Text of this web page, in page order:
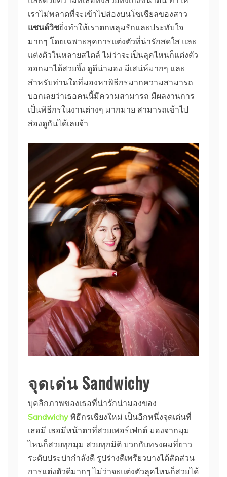
เราไม่พลาดที่จะเข้าไปส่องบนโซเชียลของสาว
แซนด์วิชยิ่งทำให้เราตกหลุมรักและประทับใจ
มากๆ โดยเฉพาะลุคการแต่งตัวที่น่ารักสดใส และ
แต่งตัวในหลายสไตล์ ไม่ว่าจะเป็นลุคไหนก็แต่งตัว
ออกมาได้สวยจึ้ง ดูดีน่ามอง มีเสน่ห์มากๆ และ
สำหรับท่านใดที่มองหาพิธีกรมากความสามารถ
บอกเลยว่าเธอคนนี้มีความสามารถ มีผลงานการ
เป็นพิธีกรในงานต่างๆ มากมาย สามารถเข้าไป
ส่องดูกันได้เลยจ้า
จุดเด่น Sandwichy
บุคลิกภาพของเธอที่น่ารักน่ามองของ
Sandwichy พิธีกรเชียงใหม่ เป็นอีกหนึ่งจุดเด่นที่
เธอมี เธอมีหน้าตาที่สวยเพอร์เฟกต์ มองจากมุม
ไหนก็สวยทุกมุม สวยทุกมิติ บวกกับทรงผมที่ยาว
ระดับประบ่ากำลังดี รูปร่างดีเพรียวบางได้สัดส่วน
การแต่งตัวดีมากๆ ไม่ว่าจะแต่งตัวลุคไหนก็สวยได้